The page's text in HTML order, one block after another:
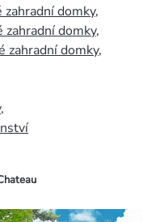
zahradní domky,
zahradní domky,
zahradní domky,
,